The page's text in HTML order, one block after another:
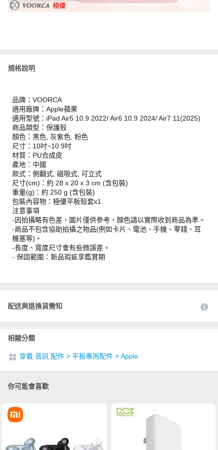
規格說明
品牌：VOORCA
適用廠牌：Apple蘋果
適用型號：iPad Air5 10.9 2022/ Air6 10.9 2024/ Air7 11(2025)
商品類型：保護殼
顏色：黑色, 灰紫色, 粉色
尺寸：10吋~10.9吋
材質：PU合成皮
產地：中國
款式：側翻式, 磁吸式, 可立式
尺寸(cm)：約 28 x 20 x 3 cm (含包裝)
重量(g)：約 250 g (含包裝)
包裝內容物：極優平板殼套x1
注意事項
-因拍攝略有色差，圖片僅供參考，顏色請以實際收到商品為準。
-商品不包含協助拍攝之物品(例如卡片、電池、手機、零錢、耳
機塞等)。
-長度、寬度尺寸會有些微誤差。
- 保固範圍：新品瑕疵享鑑賞期
配送與退換貨需知
相關分類
穿戴 音訊 配件 > 平板專用配件 > Apple
你可能會喜歡